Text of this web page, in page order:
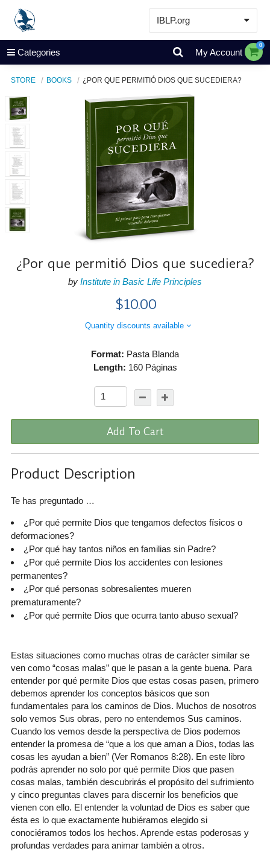
IBLP.org
Learn
Events & Resources
About
Categories My Account
0
STORE BOOKS ¿POR QUE PERMITIÓ DIOS QUE SUCEDIERA?
¿Por que permitió Dios que sucediera?
by Institute in Basic Life Principles
$10.00
Quantity discounts available
Format: Pasta Blanda
Length: 160 Páginas
Add To Cart
Product Description
Te has preguntado …
¿Por qué permite Dios que tengamos defectos físicos o
deformaciones?
¿Por qué hay tantos niños en familias sin Padre?
¿Por qué permite Dios los accidentes con lesiones
permanentes?
¿Por qué personas sobresalientes mueren
prematuramente?
¿Por qué permite Dios que ocurra tanto abuso sexual?
Estas situaciones como muchas otras de carácter similar se
ven como “cosas malas” que le pasan a la gente buena. Para
entender por qué permite Dios que estas cosas pasen, primero
debemos aprender los conceptos básicos que son
fundamentales para los caminos de Dios. Muchos de nosotros
solo vemos Sus obras, pero no entendemos Sus caminos.
Cuando los vemos desde la perspectiva de Dios podemos
entender la promesa de “que a los que aman a Dios, todas las
cosas les ayudan a bien” (Ver Romanos 8:28). En este libro
podrás aprender no solo por qué permite Dios que pasen
cosas malas, también descubrirás el propósito del sufrimiento
y cinco preguntas claves para discernir los beneficios que
vienen con ello. El entender la voluntad de Dios es saber que
ésta es lo que exactamente hubiéramos elegido si
conociéramos todos los hechos. Aprende estas poderosas y
profundas verdades para animar también a otros.